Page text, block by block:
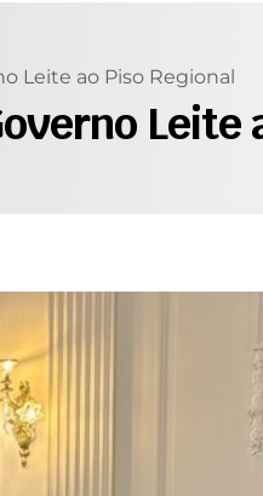
Leite ao Piso Regional
Leite